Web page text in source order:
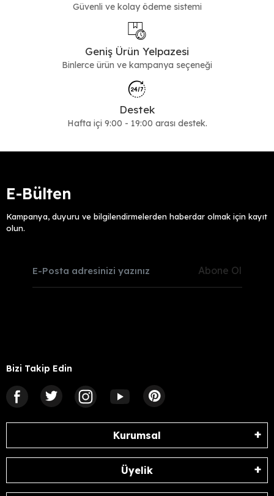
Güvenli ve kolay ödeme sistemi
Geniş Ürün Yelpazesi
Binlerce ürün ve kampanya seçeneği
Destek
Hafta içi 9:00 - 19:00 arası destek.
E-Bülten
Kampanya, duyuru ve bilgilendirmelerden haberdar olmak için kayıt
olun.
Abone Ol
Bizi Takip Edin
Kurumsal
Üyelik